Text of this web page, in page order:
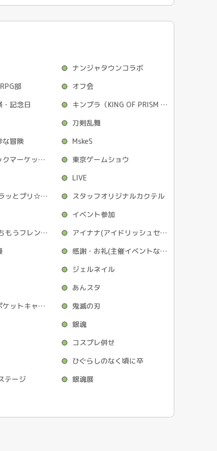
ナンジャタウンコラボ
部
オフ会
記念日
キンプラ（KING OF PRISM -PRIDE the HERO-）
刀剣乱舞
な冒険
MskeS
コミケ（コミックマーケット）
東京ゲームショウ
LIVE
プリチャン(キラッとプリ☆チャン)
スタッフオリジナルカクテル
イベント参加
ぼくフレ(僕たちもうフレンドですよね？)
アイナナ(アイドリッシュセブン)
感謝・お礼(主催イベントなど)
ジェルネイル
あんスタ
どうぶつの森ポケットキャンプ
鬼滅の刃
銀魂
コスプレ併せ
ひぐらしのなく頃に卒
テージ
銀魂展